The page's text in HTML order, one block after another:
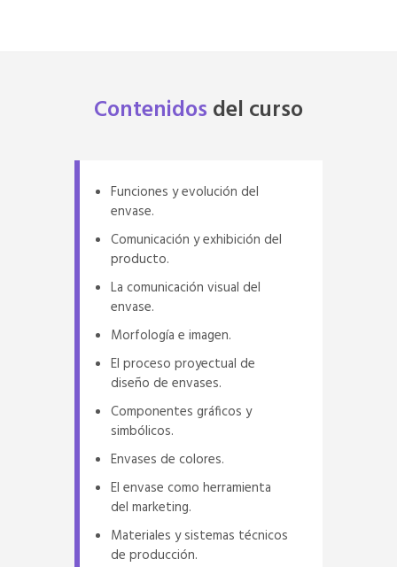
Contenidos del curso
Funciones y evolución del
envase.
Comunicación y exhibición del
producto.
La comunicación visual del
envase.
Morfología e imagen.
El proceso proyectual de
diseño de envases.
Componentes gráficos y
simbólicos.
Envases de colores.
El envase como herramienta
del marketing.
Materiales y sistemas técnicos
de producción.